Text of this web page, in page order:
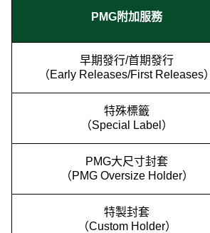
PMG附加服務
早期發行/首期發行
（Early Releases/First Releases）
特殊標籤
（Special Label）
PMG大尺寸封套
（PMG Oversize Holder）
特製封套
（Custom Holder）